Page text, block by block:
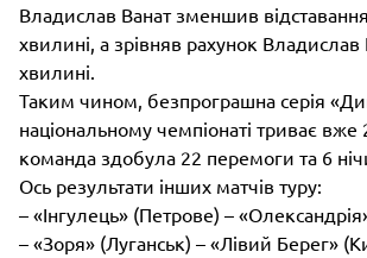
Владислав Ванат зменшив
хвилині, а зрівняв рахунок
хвилині.
Таким чином, безпрограшна серія
національному чемпіонаті триває вже
команда здобула 22 перемоги та 6
Ось результати інших матчів туру:
– «Інгулець» (Петрове) –
– «Зоря» (Луганськ) – «Лівий Берег»